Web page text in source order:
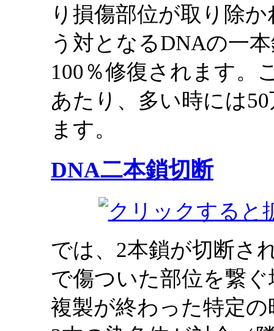
り損傷部位が取り除
う対となるDNAの一
100％修復されます。
あたり、多い時には
ます。
DNA二本鎖切断
では、2本鎖が切断さ
で傷ついた部位を繋
複製が終わった特定